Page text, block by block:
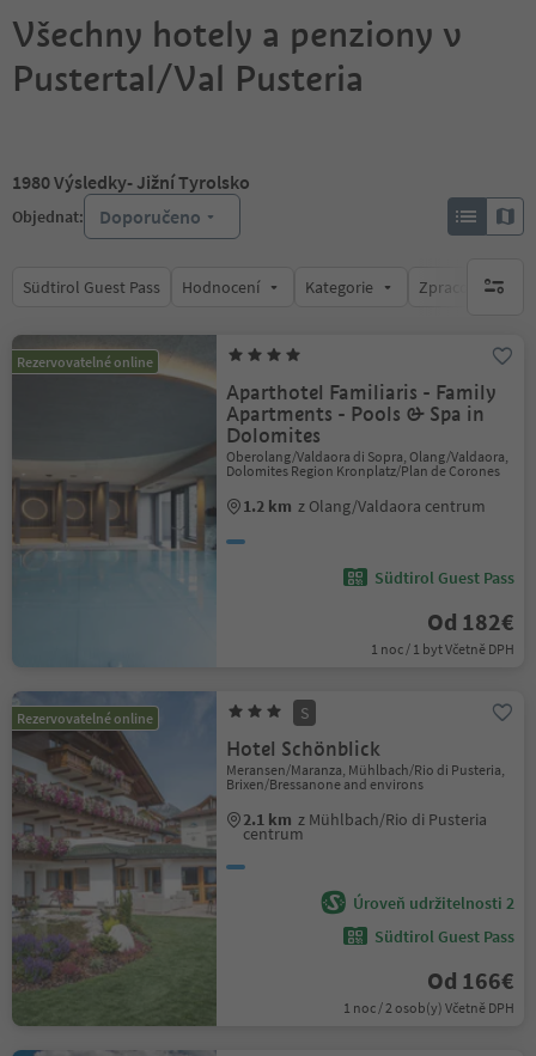
Všechny hotely a penziony v
Pustertal/Val Pusteria
1980Výsledky- Jižní Tyrolsko
Objednat: Doporučeno
Südtirol Guest Pass Hodnocení Kategorie Zpracovávábrak
Rezervovatelné online
Aparthotel Familiaris - Family
Apartments - Pools & Spa in
Dolomites
Oberolang/Valdaora di Sopra, Olang/Valdaora,
Dolomites Region Kronplatz/Plan de Corones
1.2 km z Olang/Valdaora centrum
Südtirol Guest Pass
Od 182€
1 noc / 1 byt Včetně DPH
Rezervovatelné online S
Hotel Schönblick
Meransen/Maranza, Mühlbach/Rio di Pusteria,
Brixen/Bressanone and environs
2.1 km z Mühlbach/Rio di Pusteria
centrum
Úroveň udržitelnosti 2
Südtirol Guest Pass
Od 166€
1 noc / 2 osob(y) Včetně DPH